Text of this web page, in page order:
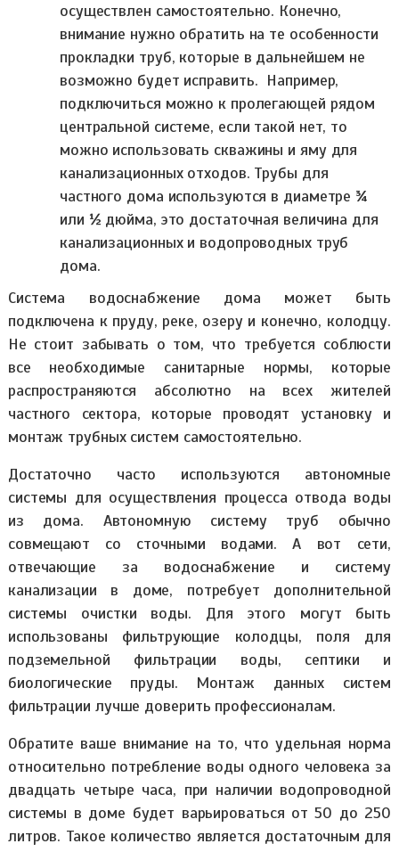
осуществлен самостоятельно. Конечно,
внимание нужно обратить на те особенности
прокладки труб, которые в дальнейшем не
возможно будет исправить. Например,
подключиться можно к пролегающей рядом
центральной системе, если такой нет, то
можно использовать скважины и яму для
канализационных отходов. Трубы для
частного дома используются в диаметре ¾
или ½ дюйма, это достаточная величина для
канализационных и водопроводных труб
дома.
Система водоснабжение дома может быть
подключена к пруду, реке, озеру и конечно, колодцу.
Не стоит забывать о том, что требуется соблюсти
все необходимые санитарные нормы, которые
распространяются абсолютно на всех жителей
частного сектора, которые проводят установку и
монтаж трубных систем самостоятельно.
Достаточно часто используются автономные
системы для осуществления процесса отвода воды
из дома. Автономную систему труб обычно
совмещают со сточными водами. А вот сети,
отвечающие за водоснабжение и систему
канализации в доме, потребует дополнительной
системы очистки воды. Для этого могут быть
использованы фильтрующие колодцы, поля для
подземельной фильтрации воды, септики и
биологические пруды. Монтаж данных систем
фильтрации лучше доверить профессионалам.
Обратите ваше внимание на то, что удельная норма
относительно потребление воды одного человека за
двадцать четыре часа, при наличии водопроводной
системы в доме будет варьироваться от 50 до 250
литров. Такое количество является достаточным для